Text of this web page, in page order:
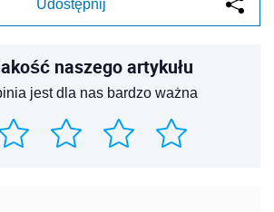
Udostępnij
naszego artykułu
jest dla nas bardzo ważna